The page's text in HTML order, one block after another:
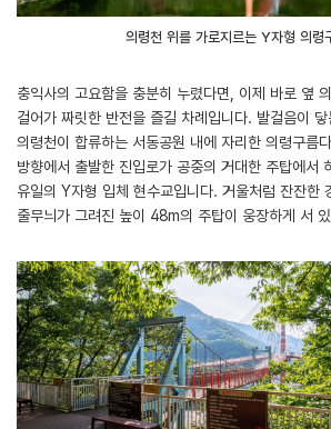
의령천 위를 가로지르는 Y자형 의령
충익사의 고요함을 충분히 누렸다면, 이제 바로 옆
걸어가 짜릿한 반전을 즐길 차례입니다. 발걸음이
의령천이 합류하는 서동공원 내에 자리한 의령구름
방향에서 출발한 진입로가 공중의 거대한 주탑에서
유일의 Y자형 입체 현수교입니다. 거울처럼 잔잔한
줄무늬가 그려진 높이 48m의 주탑이 웅장하게 서